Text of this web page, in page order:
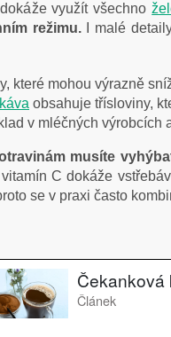
využít všechno
režimu.I malé
které mohou výrazně
káva obsahuje třísloviny,
v mléčných výrobcích
musíte
C dokáže
se v praxi často